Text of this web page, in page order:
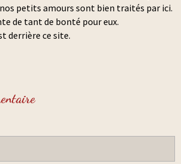
petits amours sont bien traités par ici.
de tant de bonté pour eux.
derrière ce site.